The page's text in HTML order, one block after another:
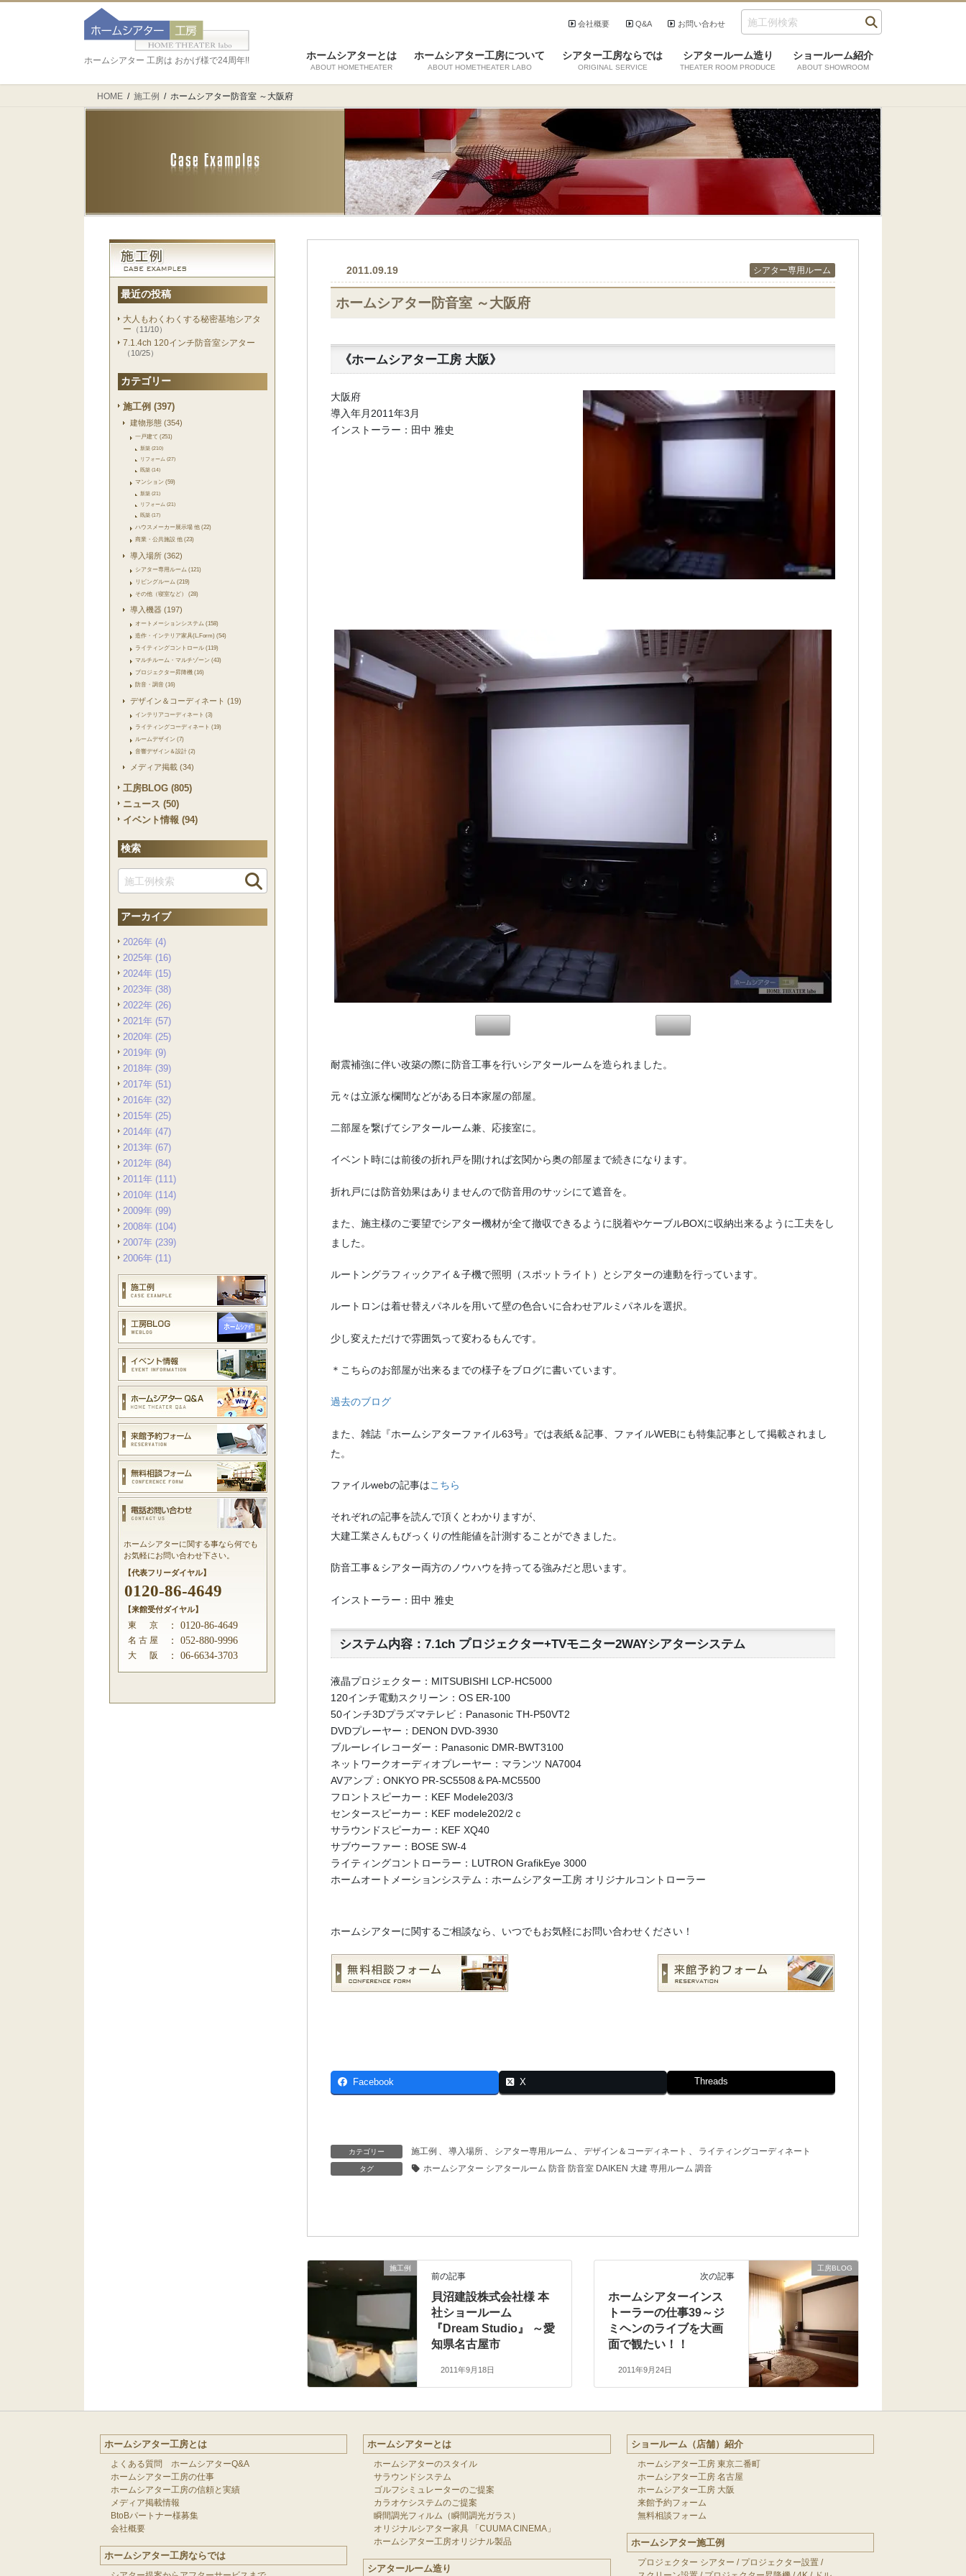
お問い合わせ
Q&A
会社概要
ホームシアター 工房は おかげ様で24周年!! ホームシアターとは
ABOUT HOMETHEATER
ホームシアター工房について
ABOUT HOMETHEATER LABO
シアター工房ならでは
ORIGINAL SERVICE
シアタールーム造り
THEATER ROOM PRODUCE
ショールーム紹介
ABOUT SHOWROOM
HOME 施工例 ホームシアター防音室 ～大阪府
最近の投稿
大人もわくわくする秘密基地シアタ
ー （11/10）
7.1.4ch 120インチ防音室シアター
（10/25）
カテゴリー
施工例 (397)
建物形態 (354)
一戸建て (251)
新築 (210)
リフォーム (27)
既築 (14)
マンション (59)
新築 (21)
リフォーム (21)
既築 (17)
ハウスメーカー展示場 他 (22)
商業・公共施設 他 (23)
導入場所 (362)
シアター専用ルーム (121)
リビングルーム (219)
その他（寝室など） (28)
導入機器 (197)
オートメーションシステム (158)
造作・インテリア家具(L.Form) (54)
ライティングコントロール (119)
マルチルーム・マルチゾーン (43)
プロジェクター昇降機 (16)
防音・調音 (16)
デザイン＆コーディネート (19)
インテリアコーディネート (3)
ライティングコーディネート (19)
ルームデザイン (7)
音響デザイン＆設計 (2)
メディア掲載 (34)
工房BLOG (805)
ニュース (50)
イベント情報 (94)
検索
アーカイブ
2026年 (4)
2025年 (16)
2024年 (15)
2023年 (38)
2022年 (26)
2021年 (57)
2020年 (25)
2019年 (9)
2018年 (39)
2017年 (51)
2016年 (32)
2015年 (25)
2014年 (47)
2013年 (67)
2012年 (84)
2011年 (111)
2010年 (114)
2009年 (99)
2008年 (104)
2007年 (239)
2006年 (11)
ホームシアターに関する事なら何でも
お気軽にお問い合わせ下さい。
【代表フリーダイヤル】
0120-86-4649
【来館受付ダイヤル】
東 京 ： 0120-86-4649
名 古 屋 ： 052-880-9996
大 阪 ： 06-6634-3703
2011.09.19 シアター専用ルーム
ホームシアター防音室 ～大阪府
《ホームシアター工房 大阪》
大阪府
導入年月2011年3月
インストーラー：田中 雅史
耐震補強に伴い改築の際に防音工事を行いシアタールームを造られました。
元々は立派な欄間などがある日本家屋の部屋。
二部屋を繋げてシアタールーム兼、応接室に。
イベント時には前後の折れ戸を開ければ玄関から奥の部屋まで続きになります。
折れ戸には防音効果はありませんので防音用のサッシにて遮音を。
また、施主様のご要望でシアター機材が全て撤収できるように脱着やケーブルBOXに収納出来るように工夫をし
ました。
ルートングラフィックアイ＆子機で照明（スポットライト）とシアターの連動を行っています。
ルートロンは着せ替えパネルを用いて壁の色合いに合わせアルミパネルを選択。
少し変えただけで雰囲気って変わるもんです。
＊こちらのお部屋が出来るまでの様子をブログに書いています。
過去のブログ
また、雑誌『ホームシアターファイル63号』では表紙＆記事、ファイルWEBにも特集記事として掲載されまし
た。
ファイルwebの記事はこちら
それぞれの記事を読んで頂くとわかりますが、
大建工業さんもびっくりの性能値を計測することができました。
防音工事＆シアター両方のノウハウを持ってる強みだと思います。
インストーラー：田中 雅史
システム内容：7.1ch プロジェクター+TVモニター2WAYシアターシステム
液晶プロジェクター：MITSUBISHI LCP-HC5000
120インチ電動スクリーン：OS ER-100
50インチ3Dプラズマテレビ：Panasonic TH-P50VT2
DVDプレーヤー：DENON DVD-3930
ブルーレイレコーダー：Panasonic DMR-BWT3100
ネットワークオーディオプレーヤー：マランツ NA7004
AVアンプ：ONKYO PR-SC5508＆PA-MC5500
フロントスピーカー：KEF Modele203/3
センタースピーカー：KEF modele202/2ｃ
サラウンドスピーカー：KEF XQ40
サブウーファー：BOSE SW-4
ライティングコントローラー：LUTRON GrafikEye 3000
ホームオートメーションシステム：ホームシアター工房 オリジナルコントローラー
ホームシアターに関するご相談なら、いつでもお気軽にお問い合わせください！
Facebook X Threads
カテゴリー 施工例 、 導入場所 、 シアター専用ルーム 、 デザイン＆コーディネート 、 ライティングコーディネート
タグ ホームシアター シアタールーム 防音 防音室 DAIKEN 大建 専用ルーム 調音
施工例
前の記事
貝沼建設株式会社様 本
社ショールーム
『Dream Studio』 ～愛
知県名古屋市
2011年9月18日
工房BLOG
次の記事
ホームシアターインス
トーラーの仕事39～ジ
ミヘンのライブを大画
面で観たい！！
2011年9月24日
ホームシアター工房とは
よくある質問 ホームシアターQ&A
ホームシアター工房の仕事
ホームシアター工房の信頼と実績
メディア掲載情報
BtoBパートナー様募集
会社概要
ホームシアター工房ならでは
ホームシアターとは
ホームシアターのスタイル
サラウンドシステム
ゴルフシミュレーターのご提案
カラオケシステムのご提案
瞬間調光フィルム（瞬間調光ガラス）
オリジナルシアター家具 「CUUMA CINEMA」
ホームシアター工房オリジナル製品
シアタールーム造り
ショールーム（店舗）紹介
ホームシアター工房 東京二番町
ホームシアター工房 名古屋
ホームシアター工房 大阪
来館予約フォーム
無料相談フォーム
ホームシアター施工例
プロジェクター シアター / プロジェクター設置/